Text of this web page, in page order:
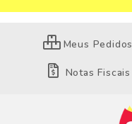
Meus Pedidos
Notas Fiscais